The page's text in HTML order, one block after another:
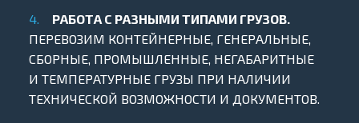
РАБОТА С РАЗНЫМИ ТИПАМИ ГРУЗОВ.
ПЕРЕВОЗИМ КОНТЕЙНЕРНЫЕ, ГЕНЕРАЛЬНЫЕ,
СБОРНЫЕ, ПРОМЫШЛЕННЫЕ, НЕГАБАРИТНЫЕ
И ТЕМПЕРАТУРНЫЕ ГРУЗЫ ПРИ НАЛИЧИИ
ТЕХНИЧЕСКОЙ ВОЗМОЖНОСТИ И ДОКУМЕНТОВ.